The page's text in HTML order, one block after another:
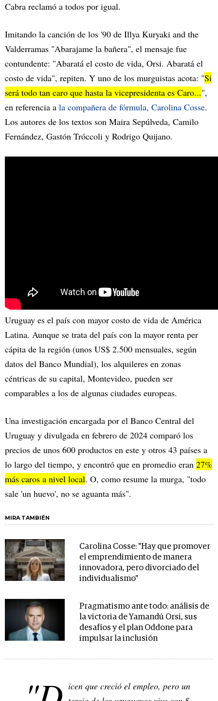
Cabra reclamó a todos por igual.
Imitando la canción de los '90 de Illya Kuryaki and the
Valderramas "Abarajame la bañera", el mensaje fue
contundente: "Abaratá el costo de vida, Orsi. Abaratá el
costo de vida", repiten. Y uno de los murguistas acota: "Si
será todo tan caro que hasta la vicepresidenta es Caro...",
en referencia a la compañera de fórmula, Carolina Cosse.
Los autores de los textos son Maira Sepúlveda, Camilo
Fernández, Gastón Tróccoli y Rodrigo Quijano.
Uruguay es el país con mayor costo de vida de América
Latina. Aunque se trata del país con la mayor renta per
cápita de la región (unos US$ 2.500 mensuales, según
datos del Banco Mundial), los alquileres en zonas
céntricas de su capital, Montevideo, pueden ser
comparables a los de algunas ciudades europeas.
Una investigación encargada por el Banco Central del
Uruguay y divulgada en febrero de 2024 comparó los
precios de unos 600 productos en este y otros 43 países a
lo largo del tiempo, y encontró que en promedio eran 27%
más caros a nivel local. O, como resume la murga, "todo
sale 'un huevo', no se aguanta más".
MIRA TAMBIÉN
Carolina Cosse: "Hay que promover
el emprendimiento de manera
innovadora, pero divorciado del
individualismo"
Pragmatismo ante todo: análisis de
la victoria de Yamandú Orsi, sus
desafíos y el plan Oddone para
impulsar la inclusión
icen que creció el empleo, pero un